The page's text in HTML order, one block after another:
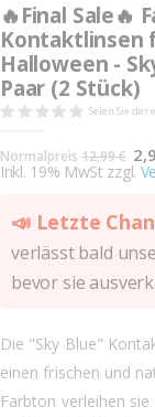
end
of
the
images
gallery
the
beginning
of
the
images
gallery
🔥Final Sale🔥
Kontaktlinsen
Halloween -
Paar (2 Stück)
Seien Sie
Normalpreis 12,99 €
Inkl. 19% MwSt zzgl.
📣 Letzte
verlässt bald
bevor sie
Die "Sky Blue"
einen frischen und
Farbton verleihen